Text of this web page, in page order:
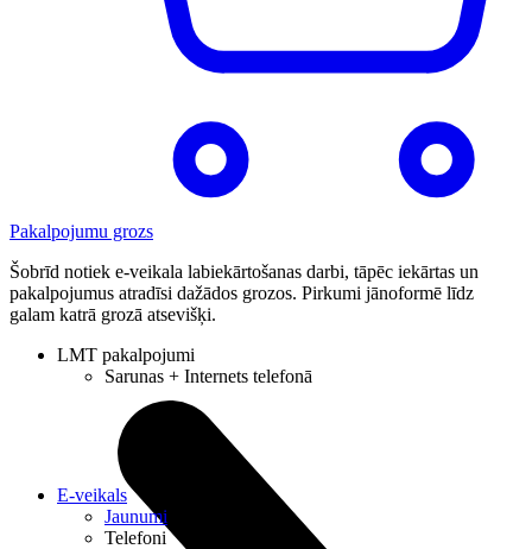
Pakalpojumu grozs
Šobrīd notiek e-veikala labiekārtošanas darbi, tāpēc iekārtas un
pakalpojumus atradīsi dažādos grozos. Pirkumi jānoformē līdz
galam katrā grozā atsevišķi.
LMT pakalpojumi
Sarunas + Internets telefonā
E-veikals
Jaunumi
Telefoni